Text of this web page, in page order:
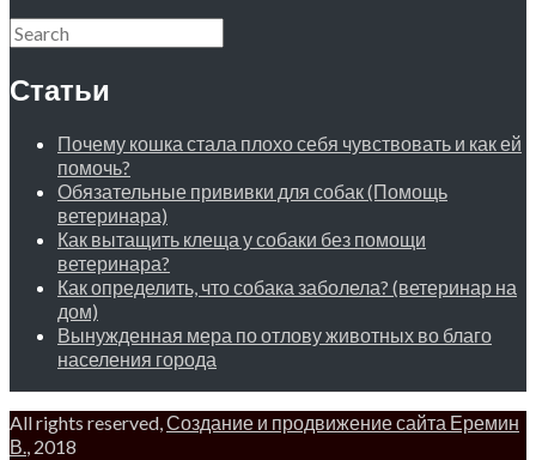
Статьи
Почему кошка стала плохо себя чувствовать и как ей
помочь?
Обязательные прививки для собак (Помощь
ветеринара)
Как вытащить клеща у собаки без помощи
ветеринара?
Как определить, что собака заболела? (ветеринар на
дом)
Вынужденная мера по отлову животных во благо
населения города
All rights reserved,Создание и продвижение сайта Еремин
В., 2018